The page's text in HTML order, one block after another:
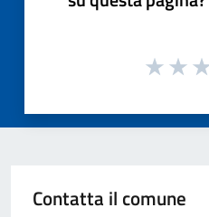
Contatta il comune